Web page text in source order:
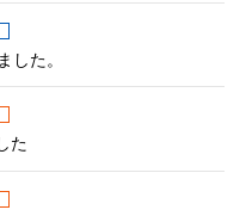
した。
た